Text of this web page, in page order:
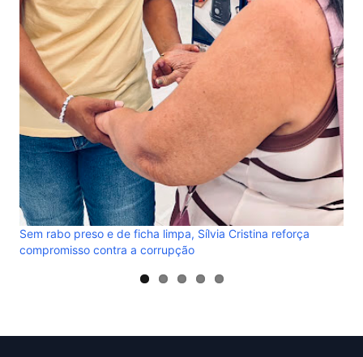
Sem rabo preso e de ficha limpa, Sílvia Cristina reforça
compromisso contra a corrupção